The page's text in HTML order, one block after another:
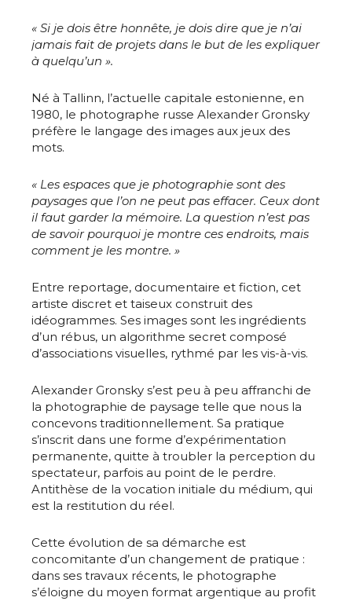
« Si je dois être honnête, je dois dire que je n’ai
jamais fait de projets dans le but de les expliquer
à quelqu’un ».
Né à Tallinn, l’actuelle capitale estonienne, en
1980, le photographe russe Alexander Gronsky
préfère le langage des images aux jeux des
mots.
« Les espaces que je photographie sont des
paysages que l’on ne peut pas effacer. Ceux dont
il faut garder la mémoire. La question n’est pas
de savoir pourquoi je montre ces endroits, mais
comment je les montre. »
Entre reportage, documentaire et fiction, cet
artiste discret et taiseux construit des
idéogrammes. Ses images sont les ingrédients
d’un rébus, un algorithme secret composé
d’associations visuelles, rythmé par les vis-à-vis.
Alexander Gronsky s’est peu à peu affranchi de
la photographie de paysage telle que nous la
concevons traditionnellement. Sa pratique
s’inscrit dans une forme d’expérimentation
permanente, quitte à troubler la perception du
spectateur, parfois au point de le perdre.
Antithèse de la vocation initiale du médium, qui
est la restitution du réel.
Cette évolution de sa démarche est
concomitante d’un changement de pratique :
dans ses travaux récents, le photographe
s’éloigne du moyen format argentique au profit